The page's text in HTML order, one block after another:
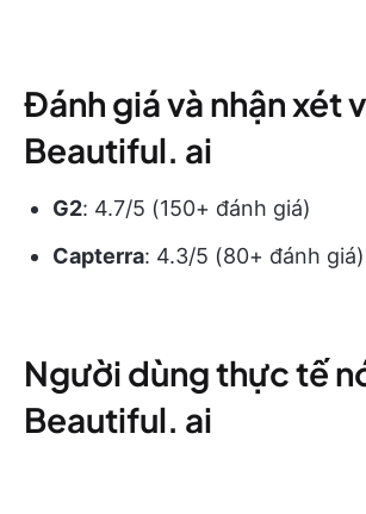
Đánh giá và nhận xét
Beautiful. ai
G2: 4.7/5 (150+ đánh giá)
Capterra: 4.3/5 (80+ đánh giá)
Người dùng thực tế
Beautiful. ai